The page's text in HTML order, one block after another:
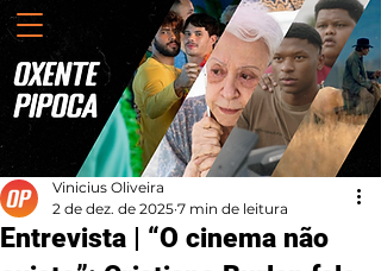
Entrevista | “O cinema não
Vinicius Oliveira
2 de dez. de 2025 7 min de leitura